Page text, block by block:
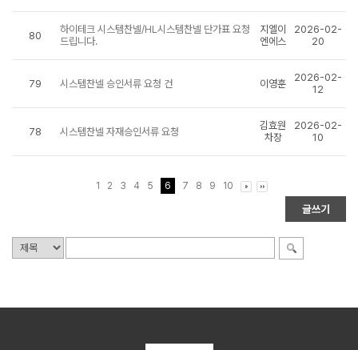
80
하이테크 시스템찬넬/HL시스템찬넬 단가표 요청
드립니다.
지엘이
엔에스
2026-02-
20
79 시스템찬넬 승인서류 요청 건 이영훈
2026-02-
12
78 시스템찬넬 자재승인서류 요청
김효원
차장
2026-02-
10
1 2 3 4 5 6 7 8 9 10